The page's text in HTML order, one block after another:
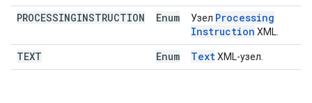
PROCESSINGINSTRUCTION Enum Узел Processing
Instruction XML.
TEXT Enum TextXML-узел.